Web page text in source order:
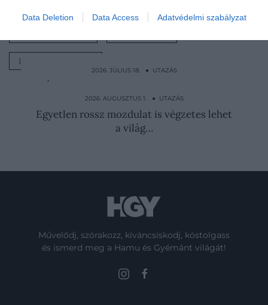
Data Deletion Data Access Adatvédelmi szabályzat
LÁTVÁNYOSSÁG
2026. JÚLIUS 18. ● UTAZÁS
Újabb népszerű olasz településnek lett
elege: komoly…
2026. AUGUSZTUS 1. ● UTAZÁS
Egyetlen rossz mozdulat is végzetes lehet
a világ…
Művelődj, szórakozz, kíváncsiskodj, kóstolgass
és ismerd meg a Hamu és Gyémánt világát!